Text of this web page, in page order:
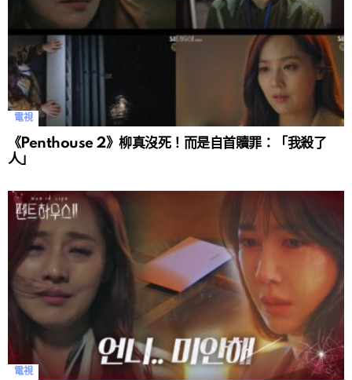
電視
《Penthouse 2》柳真沒死！而是自首贖罪：「我殺了
人」
電視